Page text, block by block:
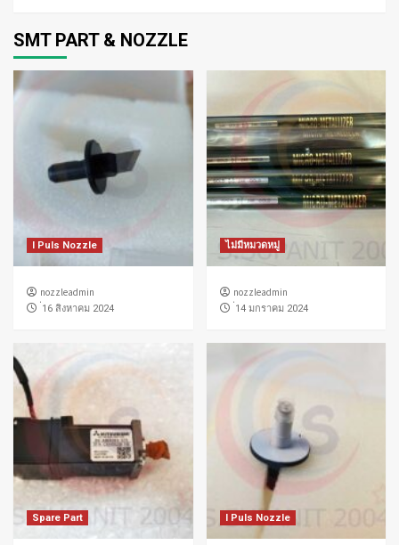
SMT PART & NOZZLE
I Puls Nozzle
nozzleadmin
่16 สิงหาคม 2024
ไม่มีหมวดหมู่
nozzleadmin
่14 มกราคม 2024
Spare Part I Puls Nozzle